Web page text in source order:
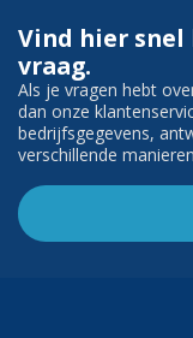
Vind hier
vraag.
Als je vragen hebt
dan onze
bedrijfsgegevens,
verschillende